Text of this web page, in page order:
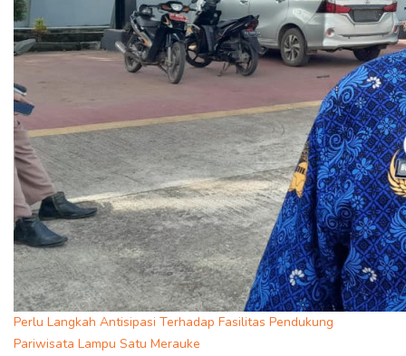
Perlu Langkah Antisipasi Terhadap Fasilitas Pendukung
Pariwisata Lampu Satu Merauke